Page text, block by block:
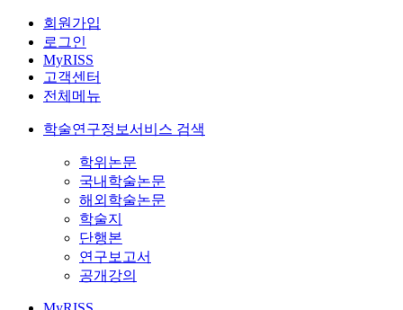
회원가입
로그인
MyRISS
고객센터
전체메뉴
학술연구정보서비스 검색
학위논문
국내학술논문
해외학술논문
학술지
단행본
연구보고서
공개강의